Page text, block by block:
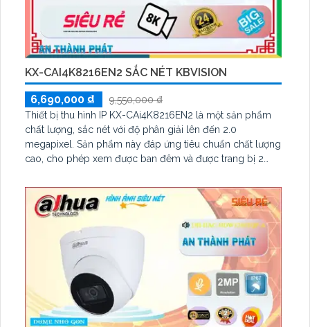
KX-CAI4K8216EN2 SẮC NÉT KBVISION
6,690,000 ₫
9,550,000 ₫
Thiết bị thu hình IP KX-CAi4K8216EN2 là một sản phẩm
chất lượng, sắc nét với độ phân giải lên đến 2.0
megapixel. Sản phẩm này đáp ứng tiêu chuẩn chất lượng
cao, cho phép xem được ban đêm và được trang bị 2
và đầu ra HDMI, thiết bị này rất phù hợp cho công trình
lớn